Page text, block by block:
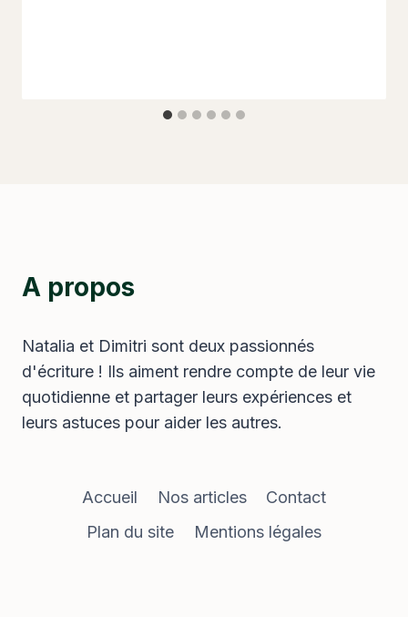
A propos
Natalia et Dimitri sont deux passionnés
d'écriture ! Ils aiment rendre compte de leur vie
quotidienne et partager leurs expériences et
leurs astuces pour aider les autres.
Accueil Nos articles
Contact
Plan du site
Mentions légales